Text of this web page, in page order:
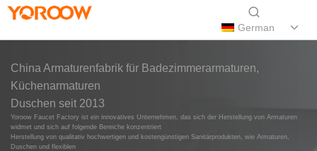
German
China Armaturenfabrik für Badezimmerarmaturen,
Küchenarmaturen
Duschen seit 2013
Yoroow Faucet Factory ist ein innovatives Unternehmen, das sich der Herstellung von Armaturen
widmet und sich auf folgende Bereiche konzentriert
Herstellung von qualitativ hochwertigen und kostengünstigen Sanitärprodukten, wie Armaturen,
Duschen und flexiblen